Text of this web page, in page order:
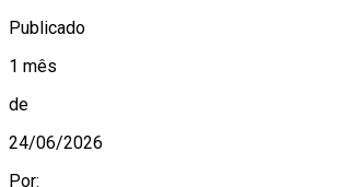
Publicado
1 mês
de
24/06/2026
Por: